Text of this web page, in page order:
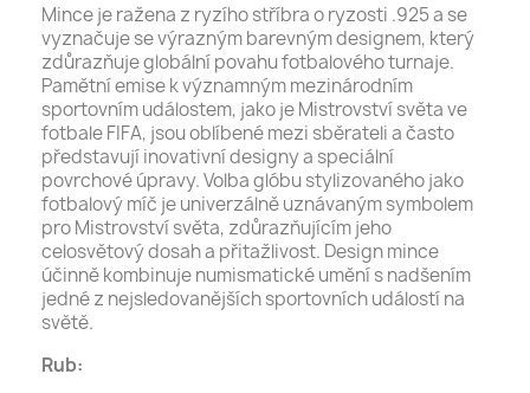
Mince je ražena z ryzího stříbra o ryzosti .925 a se
vyznačuje se výrazným barevným designem, který
zdůrazňuje globální povahu fotbalového turnaje.
Pamětní emise k významným mezinárodním
sportovním událostem, jako je Mistrovství světa ve
fotbale FIFA, jsou oblíbené mezi sběrateli a často
představují inovativní designy a speciální
povrchové úpravy. Volba glóbu stylizovaného jako
fotbalový míč je univerzálně uznávaným symbolem
pro Mistrovství světa, zdůrazňujícím jeho
celosvětový dosah a přitažlivost. Design mince
účinně kombinuje numismatické umění s nadšením
jedné z nejsledovanějších sportovních událostí na
světě.
Rub: